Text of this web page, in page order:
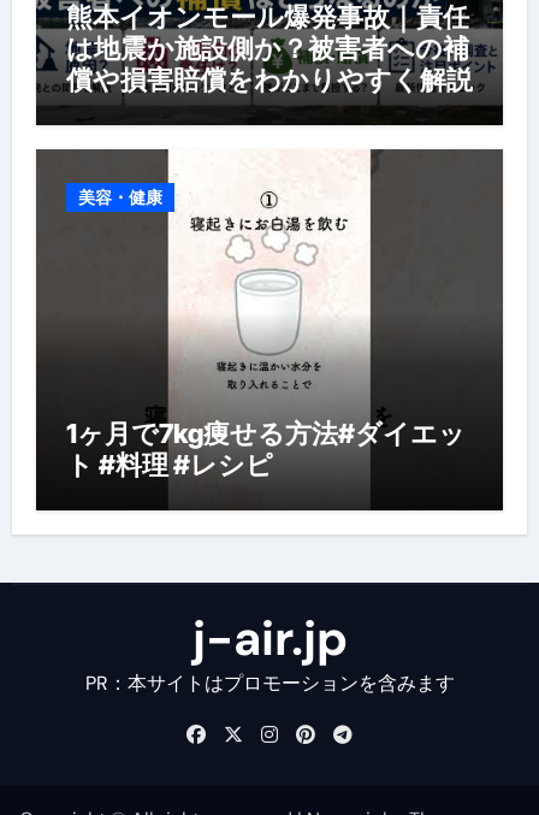
熊本イオンモール爆発事故｜責任
は地震か施設側か？被害者への補
償や損害賠償をわかりやすく解説
美容・健康
1ヶ月で7kg痩せる方法#ダイエッ
ト #料理 #レシピ
j-air.jp
PR：本サイトはプロモーションを含みます